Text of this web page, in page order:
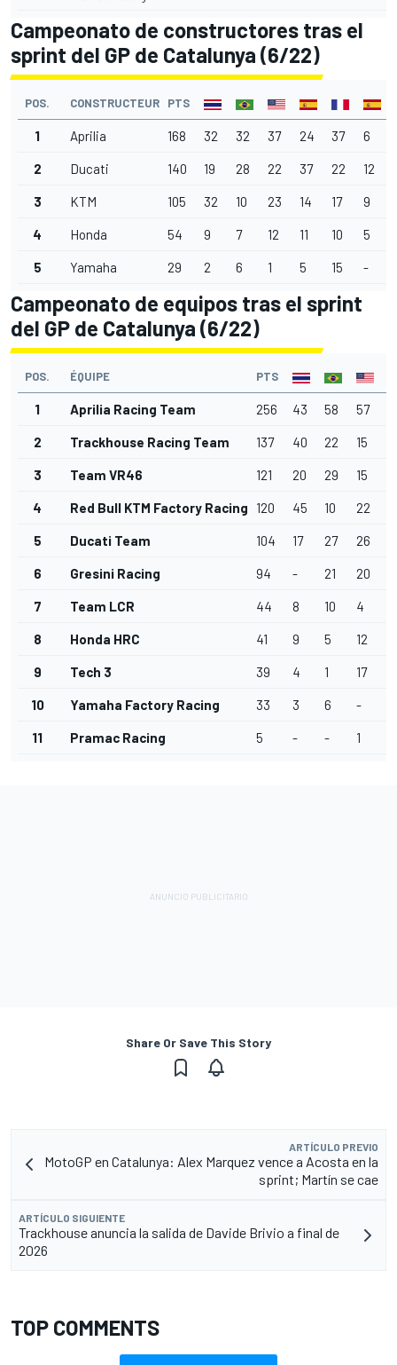
Campeonato de constructores tras el
sprint del GP de Catalunya (6/22)
POS. CONSTRUCTEUR PTS
1 Aprilia 168 32 32 37 24 37 6
2 Ducati 140 19 28 22 37 22 12
3 KTM 105 32 10 23 14 17 9
4 Honda 54 9 7 12 11 10 5
5 Yamaha 29 2 6 1 5 15 -
Campeonato de equipos tras el sprint
del GP de Catalunya (6/22)
POS. ÉQUIPE PTS
1 Aprilia Racing Team 256 43 58 57
2 Trackhouse Racing Team 137 40 22 15
3 Team VR46 121 20 29 15
4 Red Bull KTM Factory Racing 120 45 10 22
5 Ducati Team 104 17 27 26
6 Gresini Racing 94 - 21 20
7 Team LCR 44 8 10 4
8 Honda HRC 41 9 5 12
9 Tech 3 39 4 1 17
10 Yamaha Factory Racing 33 3 6 -
11 Pramac Racing 5 - - 1
Share Or Save This Story
ARTÍCULO PREVIO
MotoGP en Catalunya: Alex Marquez vence a Acosta en la
sprint; Martín se cae
ARTÍCULO SIGUIENTE
Trackhouse anuncia la salida de Davide Brivio a final de
2026
TOP COMMENTS